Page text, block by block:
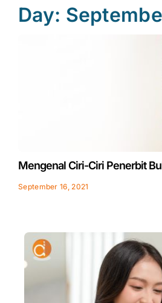
Day:
Mengenal Ciri-Ciri Penerbit
September 16, 2021